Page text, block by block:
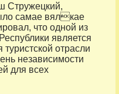
Стружецкий,
самае вялкае
что одной из
является
отрасли
независимости
для всех